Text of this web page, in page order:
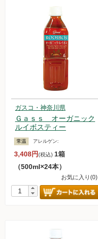
ガスコ・神奈川県
Ｇａｓｓ オーガニック
ルイボスティー
常温 アレルゲン:
3,408円(税込) 1箱
（500ml×24本）
お気に入り(0)